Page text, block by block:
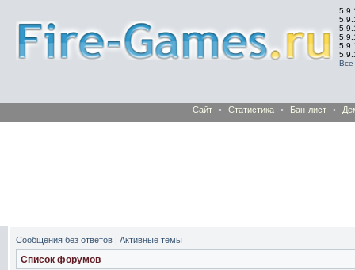
Все
Сайт • Статистика • Бан-лист •
Сообщения без ответов | Активные темы
Список форумов